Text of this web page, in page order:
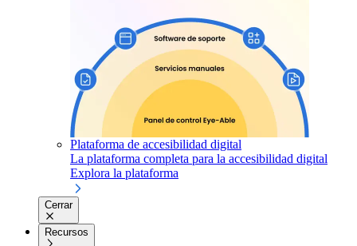
Plataforma de accesibilidad digital
La plataforma completa para la accesibilidad digital
Explora la plataforma
Cerrar
Recursos